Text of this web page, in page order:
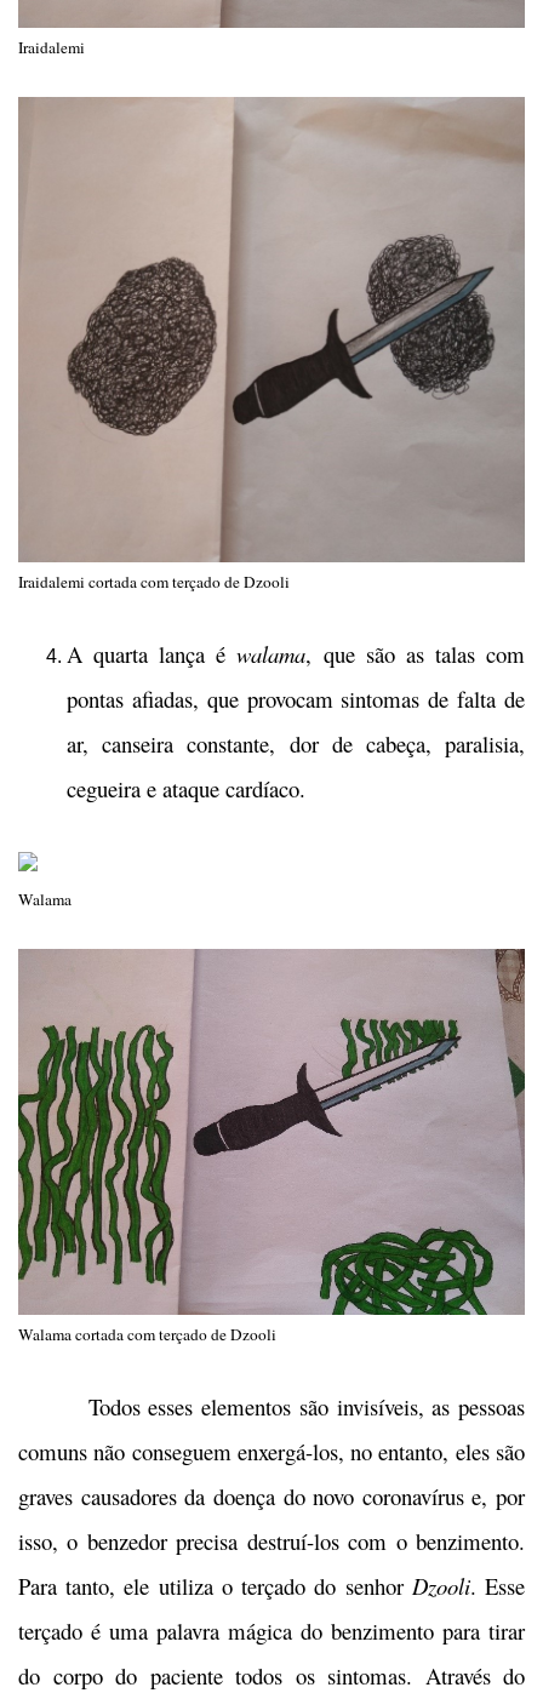
Iraidalemi
Iraidalemi cortada com terçado de Dzooli
A quarta lança éwalama, que são as talas com
pontas afiadas, que provocam sintomas de falta de
ar, canseira constante, dor de cabeça, paralisia,
cegueira e ataque cardíaco.
Walama
Walama cortada com terçado de Dzooli
Todos esses elementos são invisíveis, as pessoas
comuns não conseguem enxergá-los, no entanto, eles são
graves causadores da doença do novo coronavírus e, por
isso, o benzedor precisa destruí-los com o benzimento.
Para tanto, ele utiliza o terçado do senhor Dzooli. Esse
terçado é uma palavra mágica do benzimento para tirar
do corpo do paciente todos os sintomas. Através do